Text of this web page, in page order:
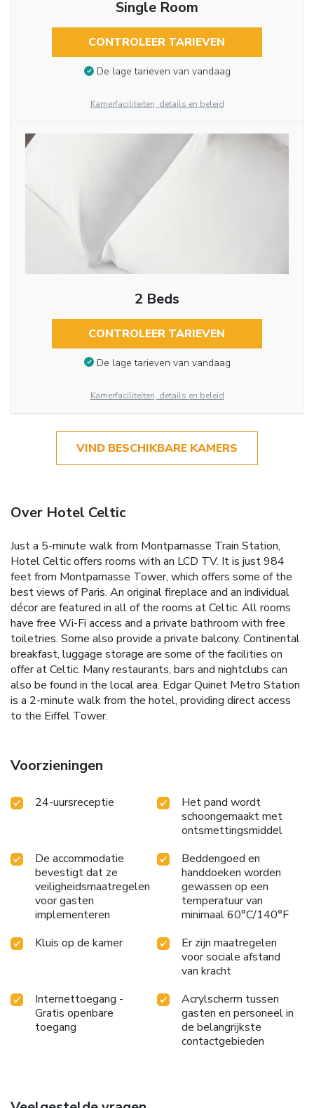
Single Room
CONTROLEER TARIEVEN
De lage tarieven van vandaag
Kamerfaciliteiten, details en beleid
2 Beds
CONTROLEER TARIEVEN
De lage tarieven van vandaag
Kamerfaciliteiten, details en beleid
VIND BESCHIKBARE KAMERS
Over Hotel Celtic
Just a 5-minute walk from Montparnasse Train Station,
Hotel Celtic offers rooms with an LCD TV. It is just 984
feet from Montparnasse Tower, which offers some of the
best views of Paris. An original fireplace and an individual
décor are featured in all of the rooms at Celtic. All rooms
have free Wi-Fi access and a private bathroom with free
toiletries. Some also provide a private balcony. Continental
breakfast, luggage storage are some of the facilities on
offer at Celtic. Many restaurants, bars and nightclubs can
also be found in the local area. Edgar Quinet Metro Station
is a 2-minute walk from the hotel, providing direct access
to the Eiffel Tower.
Voorzieningen
24-uursreceptie
Het pand wordt
schoongemaakt met
ontsmettingsmiddel
De accommodatie
bevestigt dat ze
veiligheidsmaatregelen
voor gasten
implementeren
Beddengoed en
handdoeken worden
gewassen op een
temperatuur van
minimaal 60°C/140°F
Kluis op de kamer
Er zijn maatregelen
voor sociale afstand
van kracht
Internettoegang -
Gratis openbare
toegang
Acrylscherm tussen
gasten en personeel in
de belangrijkste
contactgebieden